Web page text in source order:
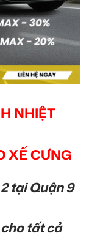
NHIỆT
XẾ CƯNG
tại Quận 9
tất cả